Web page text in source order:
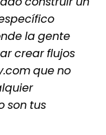
la gente
crear flujos
que no
son tus